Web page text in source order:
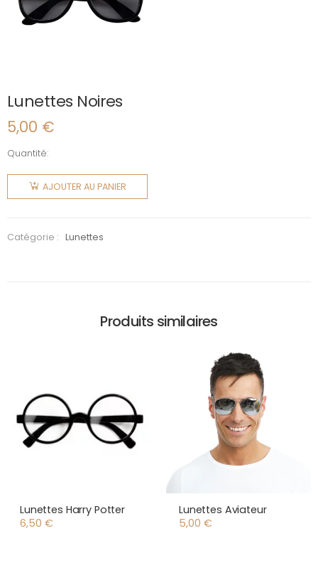
Lunettes Noires
5,00 €
Quantité:
quantité
Lunettes
AJOUTER AU PANIER
Catégorie : Lunettes
Produits similaires
Lunettes Harry Potter
6,50 €
Lunettes Aviateur
5,00 €